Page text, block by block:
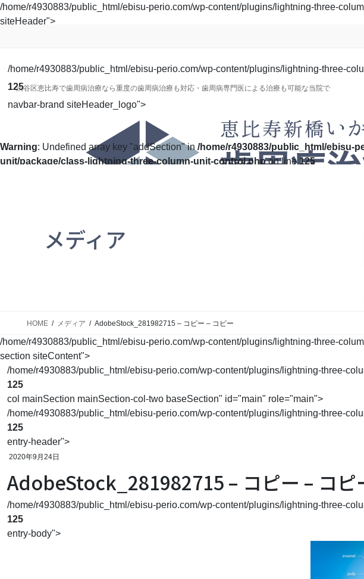
コ
ン
移
動
ナ
ビ
ン
に
/home/r4930883/public_html/ebisu-perio.com/wp-content/plugins/lightning-three-
siteHeader">
渋谷区恵比寿で歯周病治療なら重度の歯周病治療も対応・歯周病専門医による治療も可能な当院で
/home/r4930883/public_html/ebisu-perio.com/wp-content/plugins/lightning-three-
125
navbar-brand siteHeader_logo">
Warning: Undefined array key "addSection" in /home/r4930883/public_html/ebisu-
unit/package/class-lightning-three-column-unit-control.phpon line 125
ご
メディア
HOME メディア AdobeStock_281982715 – コピー – コピー
/home/r4930883/public_html/ebisu-perio.com/wp-content/plugins/lightning-three-
section siteContent">
/home/r4930883/public_html/ebisu-perio.com/wp-content/plugins/lightning-three-
125
col mainSection mainSection-col-two baseSection" id="main" role="main">
/home/r4930883/public_html/ebisu-perio.com/wp-content/plugins/lightning-three-
125
entry-header">
2020年9月24日
AdobeStock_281982715 – コピー – コピ
/home/r4930883/public_html/ebisu-perio.com/wp-content/plugins/lightning-three-
125
entry-body">